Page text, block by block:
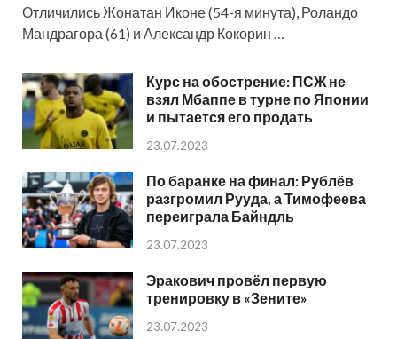
Отличились Жонатан Иконе (54-я минута), Роландо
Мандрагора (61) и Александр Кокорин …
Курс на обострение: ПСЖ не
взял Мбаппе в турне по Японии
и пытается его продать
23.07.2023
По баранке на финал: Рублёв
разгромил Рууда, а Тимофеева
переиграла Байндль
23.07.2023
Эракович провёл первую
тренировку в «Зените»
23.07.2023